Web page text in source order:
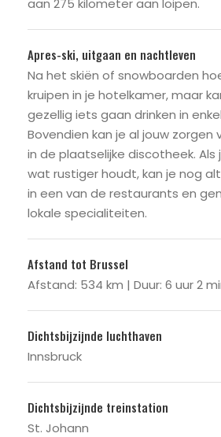
Apres-ski, uitgaan en nachtleven
Na het skiën of snowboarden
kruipen in je hotelkamer, maar
gezellig iets gaan drinken in
Bovendien kan je al jouw zorgen
in de plaatselijke discotheek.
wat rustiger houdt, kan je nog
in een van de restaurants en
lokale specialiteiten.
Afstand tot Brussel
Afstand: 534 km | Duur: 6 uur 2
Dichtsbijzijnde luchthaven
Innsbruck
Dichtsbijzijnde treinstation
St. Johann